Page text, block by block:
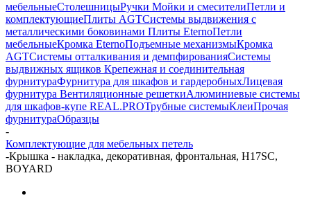
мебельныеСтолешницыРучки Мойки и смесителиПетли и
комплектующиеПлиты AGTСистемы выдвижения с
металлическими боковинами Плиты EternoПетли
мебельныеКромка EternoПодъемные механизмыКромка
AGTСистемы отталкивания и демпфированияСистемы
выдвижных ящиков Крепежная и соединительная
фурнитураФурнитура для шкафов и гардеробныхЛицевая
фурнитура Вентиляционные решеткиАлюминиевые системы
для шкафов-купе REAL.PROТрубные системыКлеиПрочая
фурнитураОбразцы
-
Комплектующие для мебельных петель
-Крышка - накладка, декоративная, фронтальная, H17SC,
BOYARD